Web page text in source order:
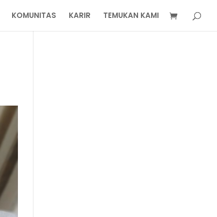
KOMUNITAS KARIR TEMUKAN KAMI